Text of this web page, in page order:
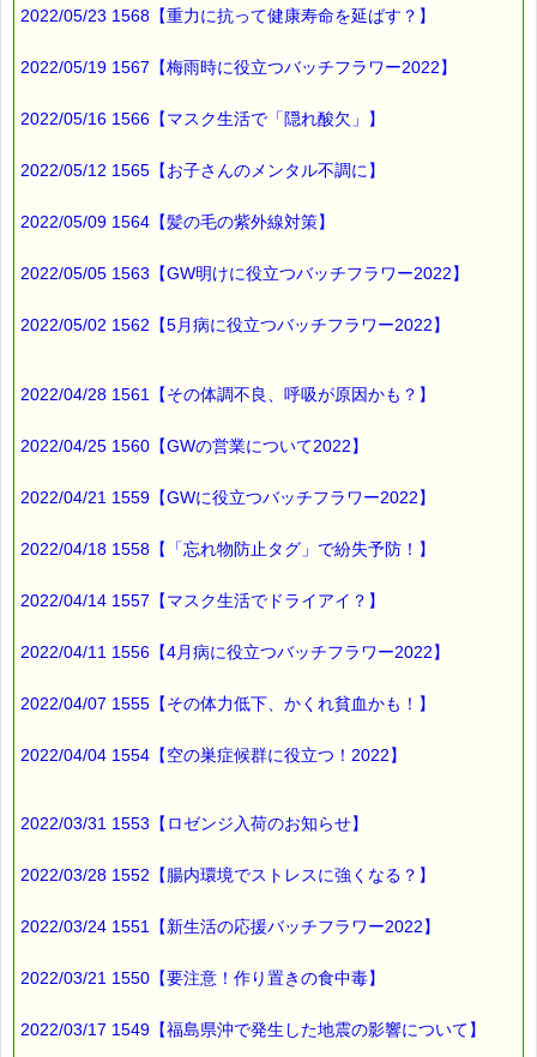
2022/05/23 1568【重力に抗って健康寿命を延ばす？】
2022/05/19 1567【梅雨時に役立つバッチフラワー2022】
2022/05/16 1566【マスク生活で「隠れ酸欠」】
2022/05/12 1565【お子さんのメンタル不調に】
2022/05/09 1564【髪の毛の紫外線対策】
2022/05/05 1563【GW明けに役立つバッチフラワー2022】
2022/05/02 1562【5月病に役立つバッチフラワー2022】
2022/04/28 1561【その体調不良、呼吸が原因かも？】
2022/04/25 1560【GWの営業について2022】
2022/04/21 1559【GWに役立つバッチフラワー2022】
2022/04/18 1558【「忘れ物防止タグ」で紛失予防！】
2022/04/14 1557【マスク生活でドライアイ？】
2022/04/11 1556【4月病に役立つバッチフラワー2022】
2022/04/07 1555【その体力低下、かくれ貧血かも！】
2022/04/04 1554【空の巣症候群に役立つ！2022】
2022/03/31 1553【ロゼンジ入荷のお知らせ】
2022/03/28 1552【腸内環境でストレスに強くなる？】
2022/03/24 1551【新生活の応援バッチフラワー2022】
2022/03/21 1550【要注意！作り置きの食中毒】
2022/03/17 1549【福島県沖で発生した地震の影響について】